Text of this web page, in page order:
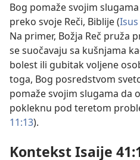
Bog pomaže svojim
preko svoje Reči, Biblije (Isus
Na primer, Božja Reč pruža
se suočavaju sa kušnjama
bolest ili gubitak voljene
toga, Bog posredstvom
pomaže svojim slugama da
pokleknu pod teretom
11:13).
Kontekst Isaije